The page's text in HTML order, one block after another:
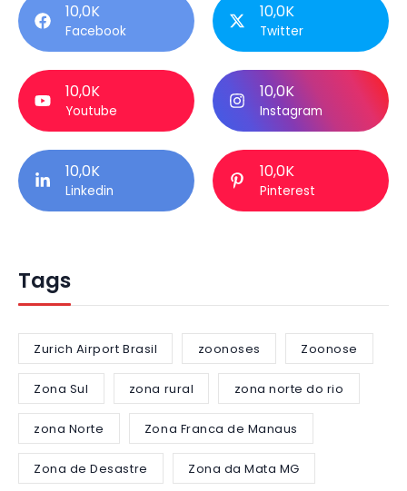
10,0K
Facebook
10,0K
Twitter
10,0K
Youtube
10,0K
Instagram
10,0K
Linkedin
10,0K
Pinterest
Tags
Zurich Airport Brasil zoonoses Zoonose
Zona Sul zona rural zona norte do rio
zona Norte Zona Franca de Manaus
Zona de Desastre Zona da Mata MG